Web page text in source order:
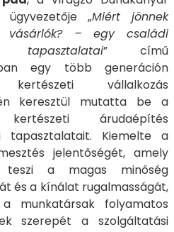
ügyvezetője „Miért jönnek
vásárlók? – egy családi
tapasztalatai” című
egy több generáción
vállalkozás
keresztül mutatta be a
árudaépítés
tapasztalatait. Kiemelte a
jelentőségét, amely
teszi a magas minőség
és a kínálat rugalmasságát,
munkatársak folyamatos
szerepét a szolgáltatási